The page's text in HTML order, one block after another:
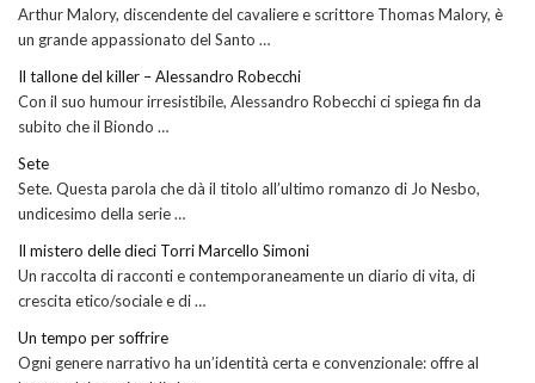
Arthur Malory, discendente del cavaliere e scrittore Thomas Malory, è
un grande appassionato del Santo …
Il tallone del killer – Alessandro Robecchi
Con il suo humour irresistibile, Alessandro Robecchi ci spiega fin da
subito che il Biondo …
Sete
Sete. Questa parola che dà il titolo all’ultimo romanzo di Jo Nesbo,
undicesimo della serie …
Il mistero delle dieci Torri Marcello Simoni
Un raccolta di racconti e contemporaneamente un diario di vita, di
crescita etico/sociale e di …
Un tempo per soffrire
Ogni genere narrativo ha un’identità certa e convenzionale: offre al